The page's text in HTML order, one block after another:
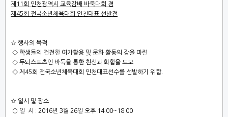
제 11 회 인천광역시 교육감배 바둑대회 겸
제 45회 전국소년체육대회 인천대표 선발전
☆ 행사의 목적
◇ 학생들의 건전한 여가활용 및 문화 활동의 장을 마련
◇ 두뇌스포츠인 바둑을 통한 친선과 화합을 도모
◇ 제 45회 전국소년체육대회 인천대표선수를 선발하기 위함
☆ 일시 및 장소
○ 일 시 : 2016년 3월 26일 오후 14:00~18:00